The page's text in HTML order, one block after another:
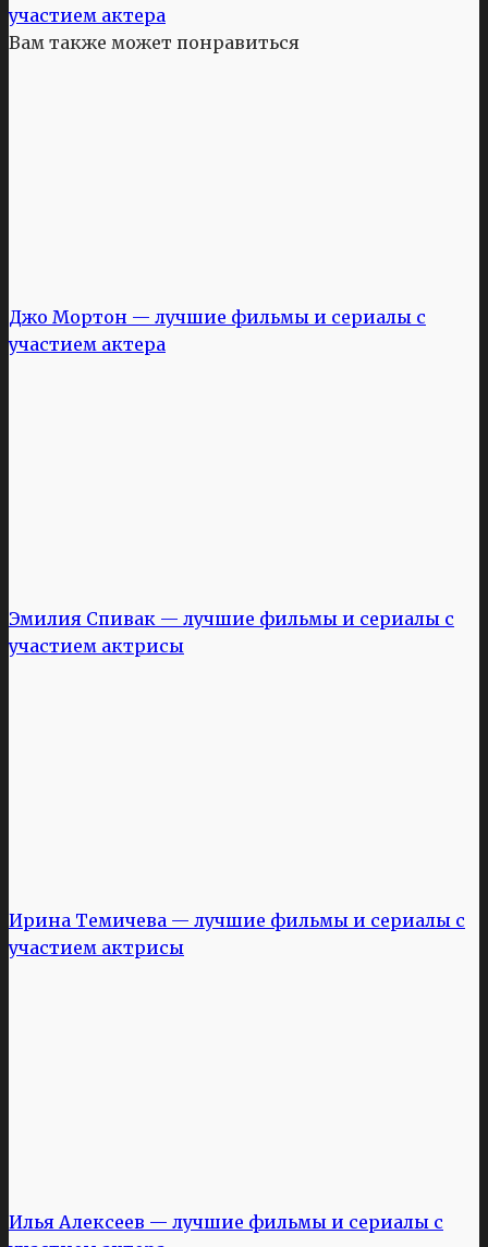
участием актера
Вам также может понравиться
Джо Мортон — лучшие фильмы и сериалы с
участием актера
Эмилия Спивак — лучшие фильмы и сериалы с
участием актрисы
Ирина Темичева — лучшие фильмы и сериалы с
участием актрисы
Илья Алексеев — лучшие фильмы и сериалы с